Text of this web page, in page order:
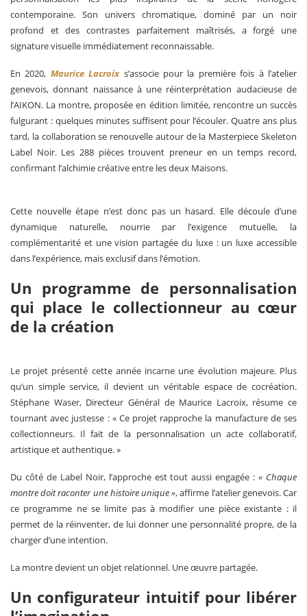
contemporaine. Son univers chromatique, dominé par un noir
profond et des contrastes parfaitement maîtrisés, a forgé une
signature visuelle immédiatement reconnaissable.
En 2020, Maurice Lacroix s’associe pour la première fois à l’atelier
genevois, donnant naissance à une réinterprétation audacieuse de
l’AIKON. La montre, proposée en édition limitée, rencontre un succès
fulgurant : quelques minutes suffisent pour l’écouler. Quatre ans plus
tard, la collaboration se renouvelle autour de la Masterpiece Skeleton
Label Noir. Les 288 pièces trouvent preneur en un temps record,
confirmant l’alchimie créative entre les deux Maisons.
Cette nouvelle étape n’est donc pas un hasard. Elle découle d’une
dynamique naturelle, nourrie par l’exigence mutuelle, la
complémentarité et une vision partagée du luxe : un luxe accessible
dans l’expérience, mais exclusif dans l’émotion.
Un programme de personnalisation
qui place le collectionneur au cœur
de la création
Le projet présenté cette année incarne une évolution majeure. Plus
qu’un simple service, il devient un véritable espace de cocréation.
Stéphane Waser, Directeur Général de Maurice Lacroix, résume ce
tournant avec justesse : « Ce projet rapproche la manufacture de ses
collectionneurs. Il fait de la personnalisation un acte collaboratif,
artistique et authentique. »
Du côté de Label Noir, l’approche est tout aussi engagée :« Chaque
montre doit raconter une histoire unique », affirme l’atelier genevois. Car
ce programme ne se limite pas à modifier une pièce existante : il
permet de la réinventer, de lui donner une personnalité propre, de la
charger d’une intention.
La montre devient un objet relationnel. Une œuvre partagée.
Un configurateur intuitif pour libérer